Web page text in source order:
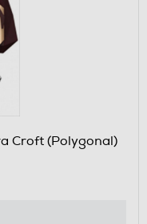
Croft (Polygonal)